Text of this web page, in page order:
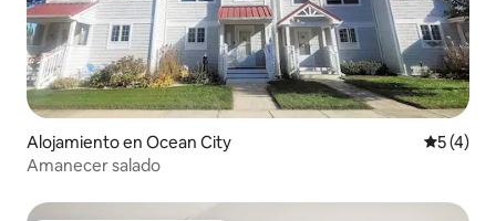
Alojamiento en Ocean City
5 (4)
Amanecer salado